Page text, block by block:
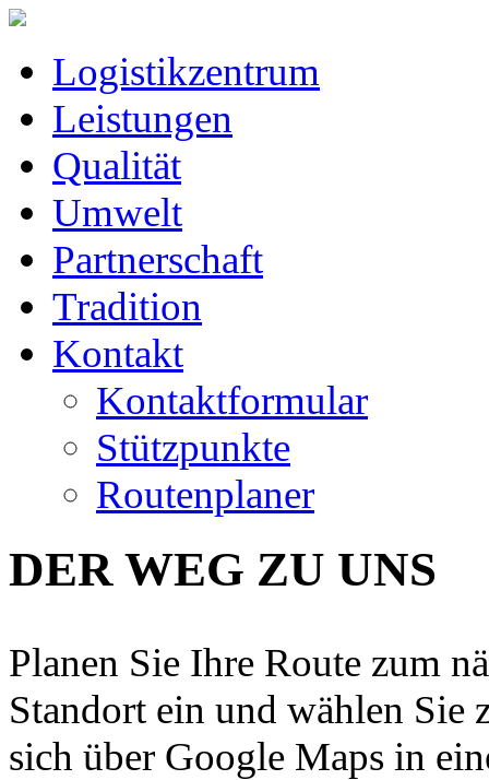
Logistikzentrum
Leistungen
Qualität
Umwelt
Partnerschaft
Tradition
Kontakt
Kontaktformular
Stützpunkte
Routenplaner
DER WEG ZU UNS
Planen Sie Ihre Route zum
Standort ein und wählen
sich über Google Maps in